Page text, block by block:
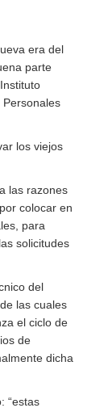
era del
parte
Personales
los viejos
las razones
colocar en
para
solicitudes
del
las cuales
el ciclo de
de
dicha
estas